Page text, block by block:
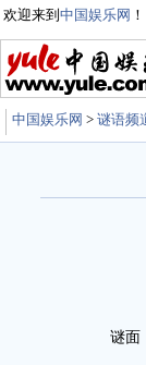
欢迎来到 中国娱乐网 ！
中国娱乐网 > 谜语频
谜面